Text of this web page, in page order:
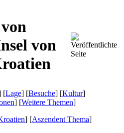
von
[Lage] [Besuche] [Kultur]
] [Weitere Themen]
] [Aszendent Thema]